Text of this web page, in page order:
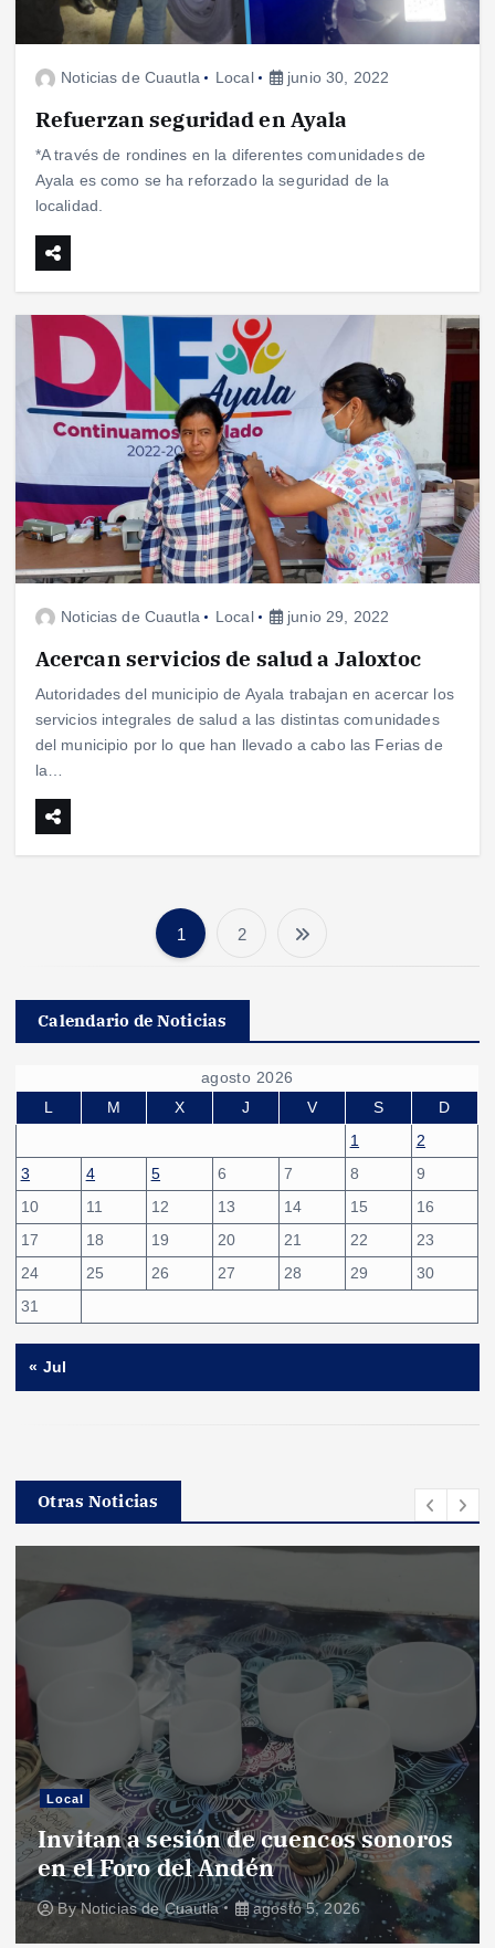
Noticias de Cuautla Local junio 30, 2022
Refuerzan seguridad en Ayala
*A través de rondines en la diferentes comunidades de
Ayala es como se ha reforzado la seguridad de la
localidad.
Noticias de Cuautla Local junio 29, 2022
Acercan servicios de salud a Jaloxtoc
Autoridades del municipio de Ayala trabajan en acercar los
servicios integrales de salud a las distintas comunidades
del municipio por lo que han llevado a cabo las Ferias de
la…
a
g
i
n
a
c
i
ó
e
e
n
t
r
a
d
a
1 2
Calendario de Noticias
agosto 2026
L
M X J V S
D
1
2
3
4 5 6 7 8
9
10
11 12 13 14 15
16
17
18 19 20 21 22
23
24
25 26 27 28 29
30
31
« Jul
Otras Noticias
Local
a sesión de cuencos sonoros
el Foro del Andén
ByNoticias de Cuautla agosto 5, 2026